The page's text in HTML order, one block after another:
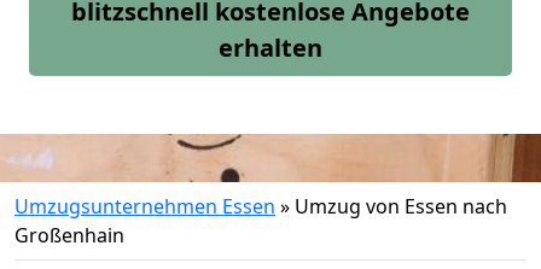
blitzschnell kostenlose Angebote
erhalten
Umzugsunternehmen Essen » Umzug von Essen nach
Großenhain